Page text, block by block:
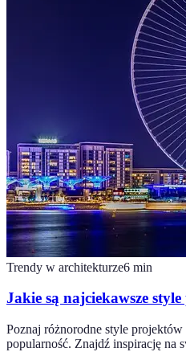
Trendy w architekturze6 min
Jakie są najciekawsze
Poznaj różnorodne style
popularność. Znajdź inspirację na